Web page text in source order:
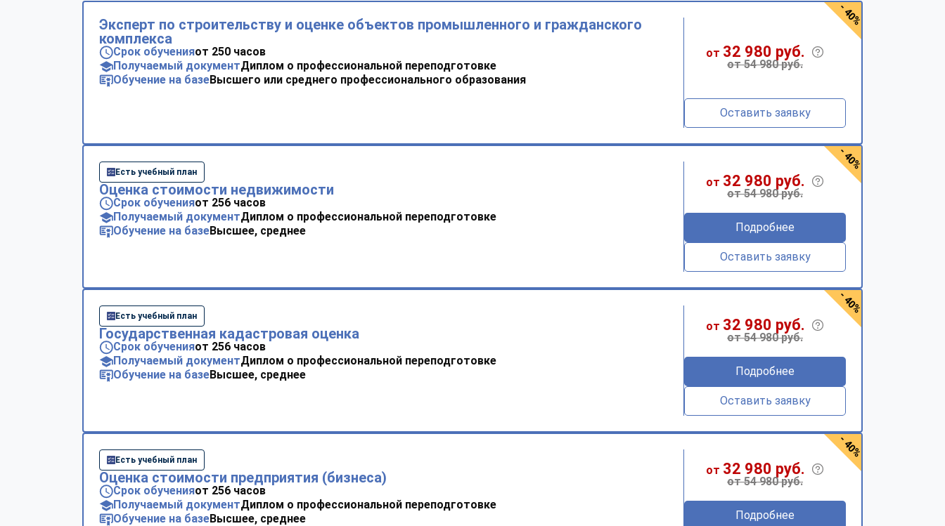
Эксперт по строительству и оценке объектов промышленного и гражданского
комплекса
Срок обученияот 250 часов
Получаемый документДиплом о профессиональной переподготовке
Обучение на базеВысшего или среднего профессионального образования
от 32 980 руб.
от 54 980 руб.
Оставить заявку
- 40%
Есть учебный план
Оценка стоимости недвижимости
Срок обученияот 256 часов
Получаемый документДиплом о профессиональной переподготовке
Обучение на базеВысшее, среднее
от 32 980 руб.
от 54 980 руб.
Подробнее
Оставить заявку
- 40%
Есть учебный план
Государственная кадастровая оценка
Срок обученияот 256 часов
Получаемый документДиплом о профессиональной переподготовке
Обучение на базеВысшее, среднее
от 32 980 руб.
от 54 980 руб.
Подробнее
Оставить заявку
- 40%
Есть учебный план
Оценка стоимости предприятия (бизнеса)
Срок обученияот 256 часов
Получаемый документДиплом о профессиональной переподготовке
Обучение на базеВысшее, среднее
от 32 980 руб.
от 54 980 руб.
Подробнее
- 40%